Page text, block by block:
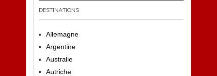
DESTINATIONS
Allemagne
Argentine
Australie
Autriche